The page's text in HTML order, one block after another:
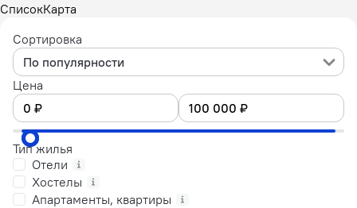
СписокКарта
Сортировка
По популярности
Цена
Тип жилья
Отели
Хостелы
Апартаменты, квартиры